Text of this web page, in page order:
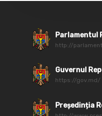
Parlamentul
http://
Guvernul
https://gov.md/
Președinția